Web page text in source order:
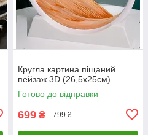
Кругла картина піщаний
пейзаж 3D (26,5х25см)
Готово до відправки
699 ₴ 799 ₴